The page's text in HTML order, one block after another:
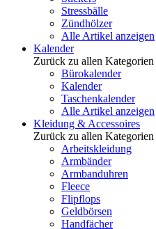
Stressbälle
Zündhölzer
Alle Artikel anzeigen
Kalender
Zurück zu allen Kategorien
Bürokalender
Kalender
Taschenkalender
Alle Artikel anzeigen
Kleidung & Accessoires
Zurück zu allen Kategorien
Arbeitskleidung
Armbänder
Armbanduhren
Fleece
Flipflops
Geldbörsen
Handfächer